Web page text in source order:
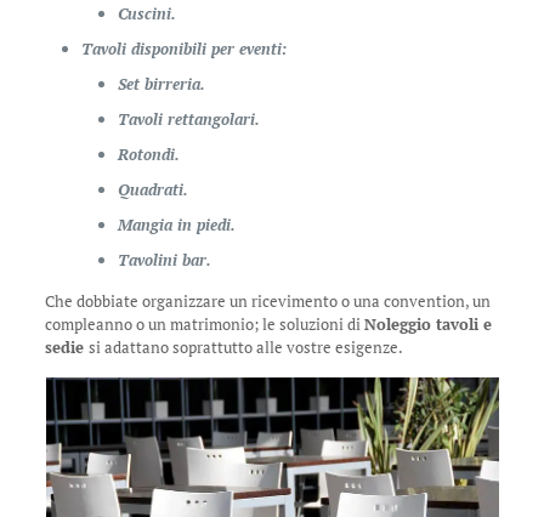
Cuscini.
Tavoli disponibili per eventi:
Set birreria.
Tavoli rettangolari.
Rotondi.
Quadrati.
Mangia in piedi.
Tavolini bar.
Che dobbiate organizzare un ricevimento o una convention, un
compleanno o un matrimonio; le soluzioni di Noleggio tavoli e
sedie si adattano soprattutto alle vostre esigenze.